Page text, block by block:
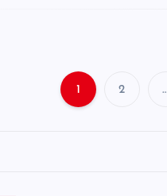
1 2